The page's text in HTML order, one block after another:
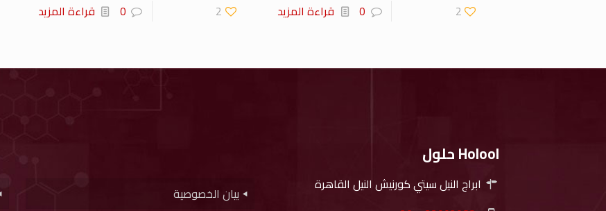
2
0 قراءة المزيد
2
0 قراءة المزيد
Holool حلول
ابراج النيل سيتي كورنيش النيل القاهرة
بيان الخصوصية